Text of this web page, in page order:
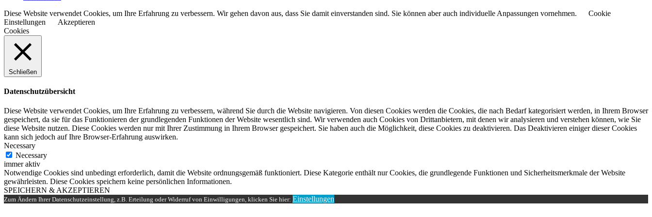
Diese Website verwendet Cookies, um Ihre Erfahrung zu verbessern. Wir gehen davon aus, dass Sie damit einverstanden sind. Sie können aber auch individuelle Anpassungen vornehmen.
Cookie
Einstellungen
Akzeptieren
Cookies
Schließen
Datenschutzübersicht
Diese Website verwendet Cookies, um Ihre Erfahrung zu verbessern, während Sie durch die Website navigieren. Von diesen Cookies werden die Cookies, die nach Bedarf kategorisiert werden, in Ihrem Browser
gespeichert, da sie für das Funktionieren der grundlegenden Funktionen der Website wesentlich sind. Wir verwenden auch Cookies von Drittanbietern, mit denen wir analysieren und verstehen können, wie Sie
diese Website nutzen. Diese Cookies werden nur mit Ihrer Zustimmung in Ihrem Browser gespeichert. Sie haben auch die Möglichkeit, diese Cookies zu deaktivieren. Das Deaktivieren einiger dieser Cookies
kann sich jedoch auf Ihre Browser-Erfahrung auswirken.
Necessary
Necessary
immer aktiv
Notwendige Cookies sind unbedingt erforderlich, damit die Website ordnungsgemäß funktioniert. Diese Kategorie enthält nur Cookies, die grundlegende Funktionen und Sicherheitsmerkmale der Website
gewährleisten. Diese Cookies speichern keine persönlichen Informationen.
SPEICHERN & AKZEPTIEREN
Zum Ändern Ihrer Datenschutzeinstellung, z.B. Erteilung oder Widerruf von Einwilligungen, klicken Sie hier: Einstellungen